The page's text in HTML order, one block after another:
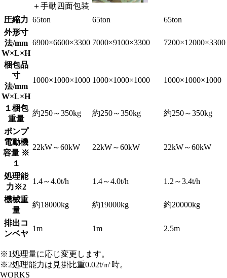
＋手動四面包装
圧縮力 65ton 65ton
65ton
外形寸
法/mm
W×L×H
6900×6600×3300 7000×9100×3300 7200×12000×3300
梱包品
寸
法/mm
W×L×H
1000×1000×1000 1000×1000×1000 1000×1000×1000
１梱包
重量
約250～350kg 約250～350kg 約250～350kg
ポンプ
電動機
容量 ※
１
22kW～60kW 22kW～60kW 22kW～60kW
処理能
力※2
1.4～4.0t/h 1.4～4.0t/h 1.2～3.4t/h
機械重
量
約18000kg 約19000kg 約20000kg
排出コ
ンベヤ
1m 1m 2.5m
※1処理量に応じ変更します。
※2処理能力は見掛比重0.02t/㎥時。
WORKS